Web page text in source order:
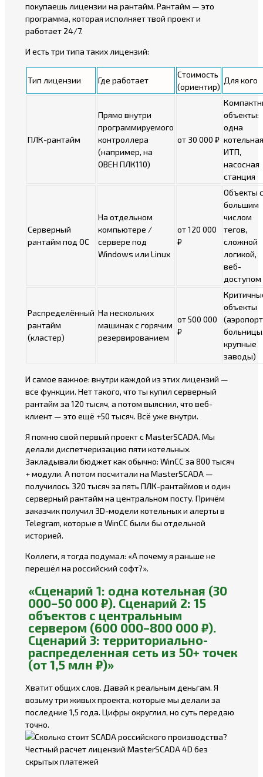
покупаешь лицензии на рантайм. Рантайм — это
программа, которая исполняет твой проект и
работает 24/7.
И есть три типа таких лицензий:
Тип лицензии Где работает
Стоимость
(ориентир)
Для кого
ПЛК-рантайм
Прямо внутри
программируемого
контроллера
(например, на
ОВЕН ПЛК110)
от 30 000 ₽
объекты:
одна
ИТП,
насосная
станция
Серверный
рантайм под ОС
На отдельном
компьютере /
сервере под
Windows или Linux
от 120 000
₽
Объекты с
большим
числом
тегов,
сложной
логикой,
веб-
доступом
Распределённый
рантайм
(кластер)
На нескольких
машинах с горячим
резервированием
от 500 000
₽
объекты
крупные
заводы)
И самое важное: внутри каждой из этих лицензий —
все функции. Нет такого, что ты купил серверный
рантайм за 120 тысяч, а потом выяснил, что веб-
клиент — это ещё +50 тысяч. Всё уже внутри.
Я помню свой первый проект с MasterSCADA. Мы
делали диспетчеризацию пяти котельных.
Закладывали бюджет как обычно: WinCC за 800 тысяч
+ модули. А потом посчитали на MasterSCADA —
получилось 320 тысяч за пять ПЛК-рантаймов и один
серверный рантайм на центральном посту. Причём
заказчик получил 3D-модели котельных и алерты в
Telegram, которые в WinCC были бы отдельной
историей.
Коллеги, я тогда подумал: «А почему я раньше не
перешёл на российский софт?».
«Сценарий 1: одна котельная (30
000–50 000 ₽). Сценарий 2: 15
объектов с центральным
сервером (600 000–800 000 ₽).
Сценарий 3: территориально-
распределенная сеть из 50+ точек
(от 1,5 млн ₽)»
Хватит общих слов. Давай к реальным деньгам. Я
возьму три живых проекта, которые мы делали за
последние 1,5 года. Цифры округлил, но суть передаю
точно.